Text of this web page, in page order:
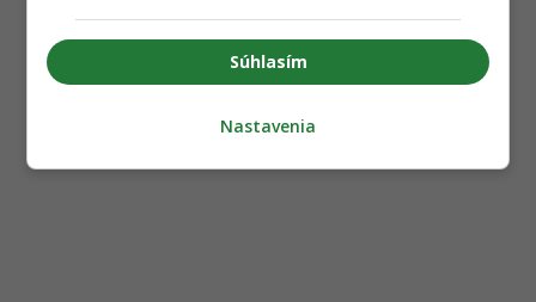
Súhlasím
Nastavenia